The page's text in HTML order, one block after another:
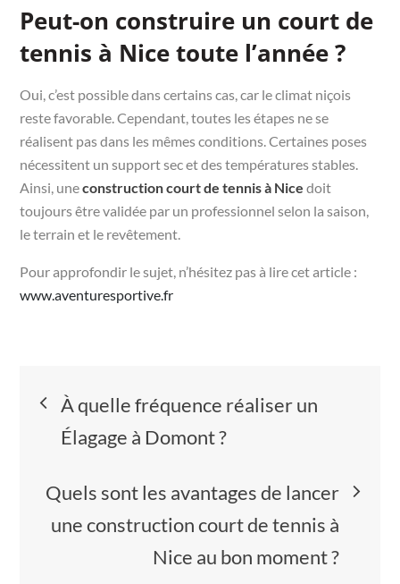
Peut-on construire un court de
tennis à Nice toute l’année ?
Oui, c’est possible dans certains cas, car le climat niçois
reste favorable. Cependant, toutes les étapes ne se
réalisent pas dans les mêmes conditions. Certaines poses
nécessitent un support sec et des températures stables.
Ainsi, uneconstruction court de tennis à Nice doit
toujours être validée par un professionnel selon la saison,
le terrain et le revêtement.
Pour approfondir le sujet, n’hésitez pas à lire cet article :
www.aventuresportive.fr
Navigation
de
l’article
À quelle fréquence réaliser un
Élagage à Domont ?
Quels sont les avantages de lancer
une construction court de tennis à
Nice au bon moment ?